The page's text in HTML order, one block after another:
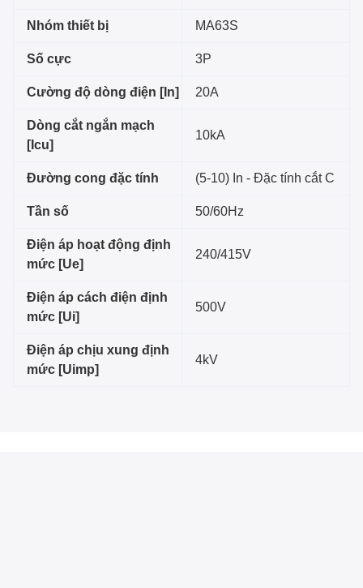
Nhóm thiết bị MA63S
Số cực 3P
Cường độ dòng điện [In] 20A
Dòng cắt ngắn mạch
[Icu]
10kA
Đường cong đặc tính (5-10) In - Đặc tính cắt C
Tần số 50/60Hz
Điện áp hoạt động định
mức [Ue]
240/415V
Điện áp cách điện định
mức [Ui]
500V
Điện áp chịu xung định
mức [Uimp]
4kV